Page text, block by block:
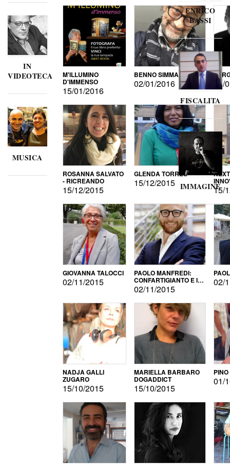
IN
VIDEOTECA
MUSICA
M'ILLUMINO
D'IMMENSO
15/01/2016
BENNO SIMMA
02/01/2016
ROSANNA SALVATO
- RICREANDO
15/12/2015
GLENDA TORRES
15/12/2015
15/
GIOVANNA TALOCCI
02/11/2015
PAOLO MANFREDI:
CONFARTIGIANTO E IL
SONDAGGIO
02/11/2015
02/
NADJA GALLI
ZUGARO
15/10/2015
MARIELLA BARBARO
DOGADDICT
15/10/2015
01/
ENRICO
BASSI
FISCALITA
IMMAGINE